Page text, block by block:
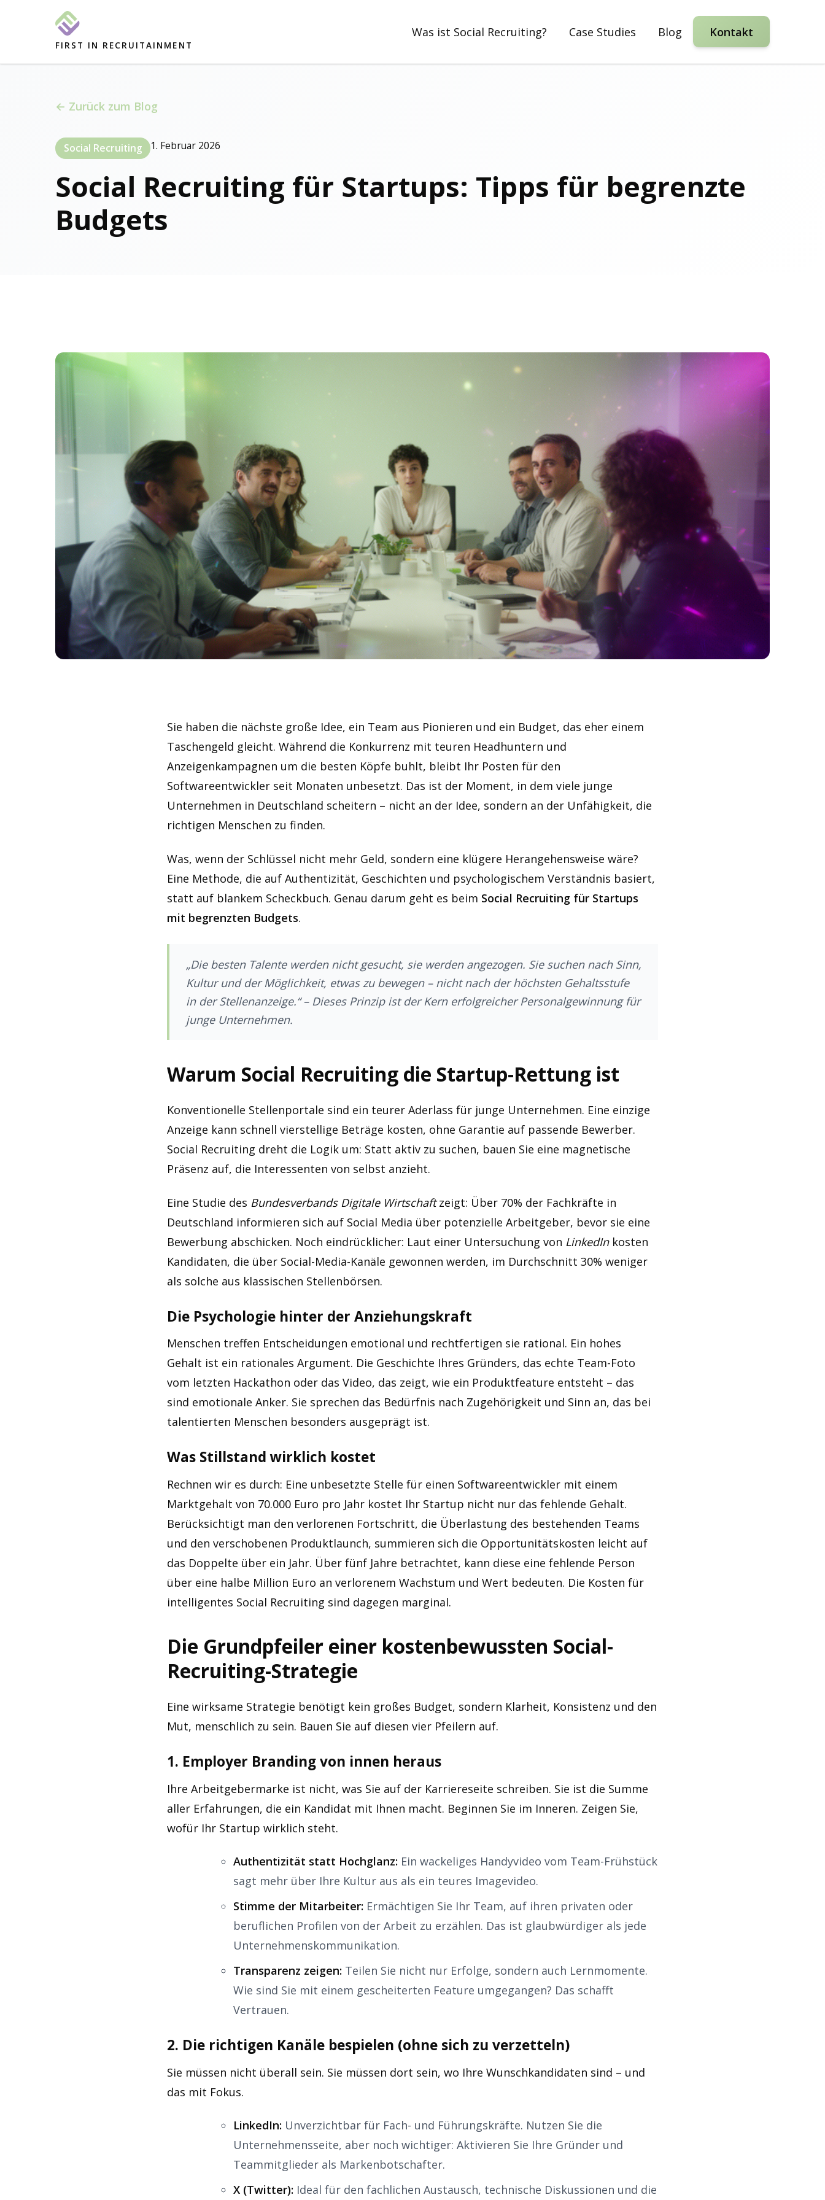
FIRST IN RECRUITAINMENT
Was ist Social Recruiting? Case Studies Blog Kontakt
← Zurück zum Blog
Social Recruiting 1. Februar 2026
Social Recruiting für Startups: Tipps für begrenzte
Budgets
Sie haben die nächste große Idee, ein Team aus Pionieren und ein Budget, das eher einem
Taschengeld gleicht. Während die Konkurrenz mit teuren Headhuntern und
Anzeigenkampagnen um die besten Köpfe buhlt, bleibt Ihr Posten für den
Softwareentwickler seit Monaten unbesetzt. Das ist der Moment, in dem viele junge
Unternehmen in Deutschland scheitern – nicht an der Idee, sondern an der Unfähigkeit, die
richtigen Menschen zu finden.
Was, wenn der Schlüssel nicht mehr Geld, sondern eine klügere Herangehensweise wäre?
Eine Methode, die auf Authentizität, Geschichten und psychologischem Verständnis basiert,
statt auf blankem Scheckbuch. Genau darum geht es beim Social Recruiting für Startups
mit begrenzten Budgets.
„Die besten Talente werden nicht gesucht, sie werden angezogen. Sie suchen nach Sinn,
Kultur und der Möglichkeit, etwas zu bewegen – nicht nach der höchsten Gehaltsstufe
in der Stellenanzeige.“ – Dieses Prinzip ist der Kern erfolgreicher Personalgewinnung für
junge Unternehmen.
Warum Social Recruiting die Startup-Rettung ist
Konventionelle Stellenportale sind ein teurer Aderlass für junge Unternehmen. Eine einzige
Anzeige kann schnell vierstellige Beträge kosten, ohne Garantie auf passende Bewerber.
Social Recruiting dreht die Logik um: Statt aktiv zu suchen, bauen Sie eine magnetische
Präsenz auf, die Interessenten von selbst anzieht.
Eine Studie des Bundesverbands Digitale Wirtschaftzeigt: Über 70% der Fachkräfte in
Deutschland informieren sich auf Social Media über potenzielle Arbeitgeber, bevor sie eine
Bewerbung abschicken. Noch eindrücklicher: Laut einer Untersuchung von LinkedInkosten
Kandidaten, die über Social-Media-Kanäle gewonnen werden, im Durchschnitt 30% weniger
als solche aus klassischen Stellenbörsen.
Die Psychologie hinter der Anziehungskraft
Menschen treffen Entscheidungen emotional und rechtfertigen sie rational. Ein hohes
Gehalt ist ein rationales Argument. Die Geschichte Ihres Gründers, das echte Team-Foto
vom letzten Hackathon oder das Video, das zeigt, wie ein Produktfeature entsteht – das
sind emotionale Anker. Sie sprechen das Bedürfnis nach Zugehörigkeit und Sinn an, das bei
talentierten Menschen besonders ausgeprägt ist.
Was Stillstand wirklich kostet
Rechnen wir es durch: Eine unbesetzte Stelle für einen Softwareentwickler mit einem
Marktgehalt von 70.000 Euro pro Jahr kostet Ihr Startup nicht nur das fehlende Gehalt.
Berücksichtigt man den verlorenen Fortschritt, die Überlastung des bestehenden Teams
und den verschobenen Produktlaunch, summieren sich die Opportunitätskosten leicht auf
das Doppelte über ein Jahr. Über fünf Jahre betrachtet, kann diese eine fehlende Person
über eine halbe Million Euro an verlorenem Wachstum und Wert bedeuten. Die Kosten für
intelligentes Social Recruiting sind dagegen marginal.
Die Grundpfeiler einer kostenbewussten Social-
Recruiting-Strategie
Eine wirksame Strategie benötigt kein großes Budget, sondern Klarheit, Konsistenz und den
Mut, menschlich zu sein. Bauen Sie auf diesen vier Pfeilern auf.
1. Employer Branding von innen heraus
Ihre Arbeitgebermarke ist nicht, was Sie auf der Karriereseite schreiben. Sie ist die Summe
aller Erfahrungen, die ein Kandidat mit Ihnen macht. Beginnen Sie im Inneren. Zeigen Sie,
wofür Ihr Startup wirklich steht.
Authentizität statt Hochglanz: Ein wackeliges Handyvideo vom Team-Frühstück
sagt mehr über Ihre Kultur aus als ein teures Imagevideo.
Stimme der Mitarbeiter: Ermächtigen Sie Ihr Team, auf ihren privaten oder
beruflichen Profilen von der Arbeit zu erzählen. Das ist glaubwürdiger als jede
Unternehmenskommunikation.
Transparenz zeigen: Teilen Sie nicht nur Erfolge, sondern auch Lernmomente.
Wie sind Sie mit einem gescheiterten Feature umgegangen? Das schafft
Vertrauen.
2. Die richtigen Kanäle bespielen (ohne sich zu verzetteln)
Sie müssen nicht überall sein. Sie müssen dort sein, wo Ihre Wunschkandidaten sind – und
das mit Fokus.
LinkedIn: Unverzichtbar für Fach- und Führungskräfte. Nutzen Sie die
Unternehmensseite, aber noch wichtiger: Aktivieren Sie Ihre Gründer und
Teammitglieder als Markenbotschafter.
X (Twitter): Ideal für den fachlichen Austausch, technische Diskussionen und die